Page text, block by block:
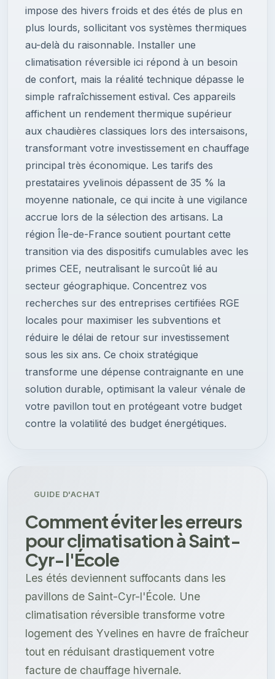
impose des hivers froids et des étés de plus en
plus lourds, sollicitant vos systèmes thermiques
au-delà du raisonnable. Installer une
climatisation réversible ici répond à un besoin
de confort, mais la réalité technique dépasse le
simple rafraîchissement estival. Ces appareils
affichent un rendement thermique supérieur
aux chaudières classiques lors des intersaisons,
transformant votre investissement en chauffage
principal très économique. Les tarifs des
prestataires yvelinois dépassent de 35 % la
moyenne nationale, ce qui incite à une vigilance
accrue lors de la sélection des artisans. La
région Île-de-France soutient pourtant cette
transition via des dispositifs cumulables avec les
primes CEE, neutralisant le surcoût lié au
secteur géographique. Concentrez vos
recherches sur des entreprises certifiées RGE
locales pour maximiser les subventions et
réduire le délai de retour sur investissement
sous les six ans. Ce choix stratégique
transforme une dépense contraignante en une
solution durable, optimisant la valeur vénale de
votre pavillon tout en protégeant votre budget
contre la volatilité des budget énergétiques.
GUIDE D'ACHAT
Comment éviter les erreurs
pour climatisation à Saint-
Cyr-l'École
Les étés deviennent suffocants dans les
pavillons de Saint-Cyr-l'École. Une
climatisation réversible transforme votre
logement des Yvelines en havre de fraîcheur
tout en réduisant drastiquement votre
facture de chauffage hivernale.